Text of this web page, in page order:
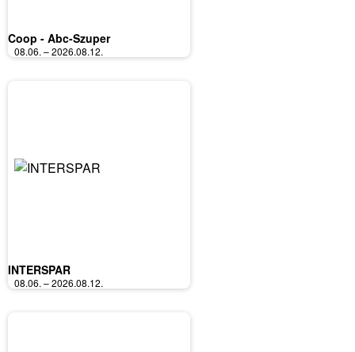
Coop - Abc-Szuper
08.06. – 2026.08.12.
INTERSPAR
08.06. – 2026.08.12.